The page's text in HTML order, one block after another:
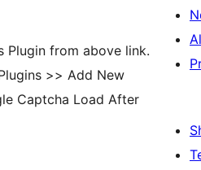
Plugin from above link.
>> Add New
Captcha Load After